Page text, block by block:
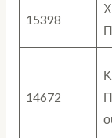
15398
14672